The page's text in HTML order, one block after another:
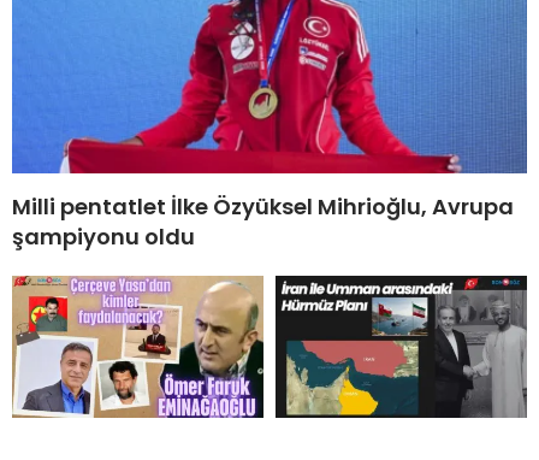
Milli pentatlet İlke Özyüksel Mihrioğlu, Avrupa
şampiyonu oldu